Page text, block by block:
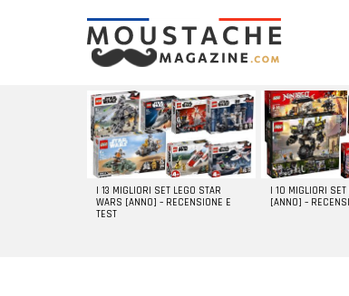
LATEST
STORIES
I 13 MIGLIORI SET LEGO STAR
WARS [ANNO] – RECENSIONE E
TEST
I 10 MIGLIORI SET
[ANNO] –